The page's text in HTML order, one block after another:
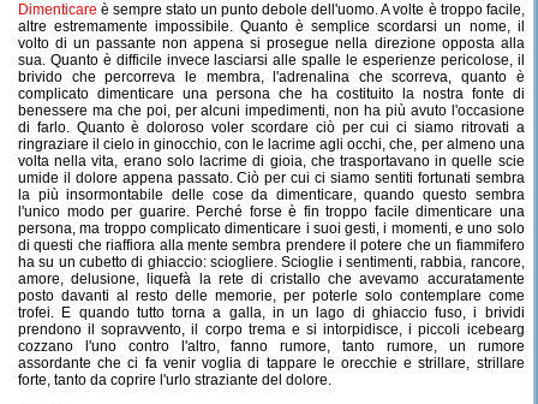
Dimenticareè sempre stato un punto debole dell'uomo. A volte è troppo facile,
altre estremamente impossibile. Quanto è semplice scordarsi un nome, il
volto di un passante non appena si prosegue nella direzione opposta alla
sua. Quanto è difficile invece lasciarsi alle spalle le esperienze pericolose, il
brivido che percorreva le membra, l'adrenalina che scorreva, quanto è
complicato dimenticare una persona che ha costituito la nostra fonte di
benessere ma che poi, per alcuni impedimenti, non ha più avuto l'occasione
di farlo. Quanto è doloroso voler scordare ciò per cui ci siamo ritrovati a
ringraziare il cielo in ginocchio, con le lacrime agli occhi, che, per almeno una
volta nella vita, erano solo lacrime di gioia, che trasportavano in quelle scie
umide il dolore appena passato. Ciò per cui ci siamo sentiti fortunati sembra
la più insormontabile delle cose da dimenticare, quando questo sembra
l'unico modo per guarire. Perché forse è fin troppo facile dimenticare una
persona, ma troppo complicato dimenticare i suoi gesti, i momenti, e uno solo
di questi che riaffiora alla mente sembra prendere il potere che un fiammifero
ha su un cubetto di ghiaccio: sciogliere. Scioglie i sentimenti, rabbia, rancore,
amore, delusione, liquefà la rete di cristallo che avevamo accuratamente
posto davanti al resto delle memorie, per poterle solo contemplare come
trofei. E quando tutto torna a galla, in un lago di ghiaccio fuso, i brividi
prendono il sopravvento, il corpo trema e si intorpidisce, i piccoli icebearg
cozzano l'uno contro l'altro, fanno rumore, tanto rumore, un rumore
assordante che ci fa venir voglia di tappare le orecchie e strillare, strillare
forte, tanto da coprire l'urlo straziante del dolore.